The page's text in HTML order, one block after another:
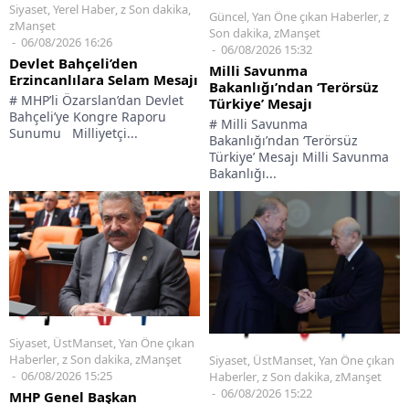
Siyaset,Yerel Haber,z Son dakika,
zManşet
06/08/2026 16:26
Devlet Bahçeli’den
Erzincanlılara Selam Mesajı
# MHP’li Özarslan’dan Devlet
Bahçeli’ye Kongre Raporu
Sunumu Milliyetçi...
Güncel,Yan Öne çıkan Haberler,z
Son dakika,zManşet
06/08/2026 15:32
Milli Savunma
Bakanlığı’ndan ‘Terörsüz
Türkiye’ Mesajı
# Milli Savunma
Bakanlığı’ndan ‘Terörsüz
Türkiye’ Mesajı Milli Savunma
Bakanlığı...
Siyaset, ÜstManset,Yan Öne çıkan
Haberler,z Son dakika,zManşet
06/08/2026 15:25
MHP Genel Başkan
Siyaset, ÜstManset,Yan Öne çıkan
Haberler,z Son dakika,zManşet
06/08/2026 15:22